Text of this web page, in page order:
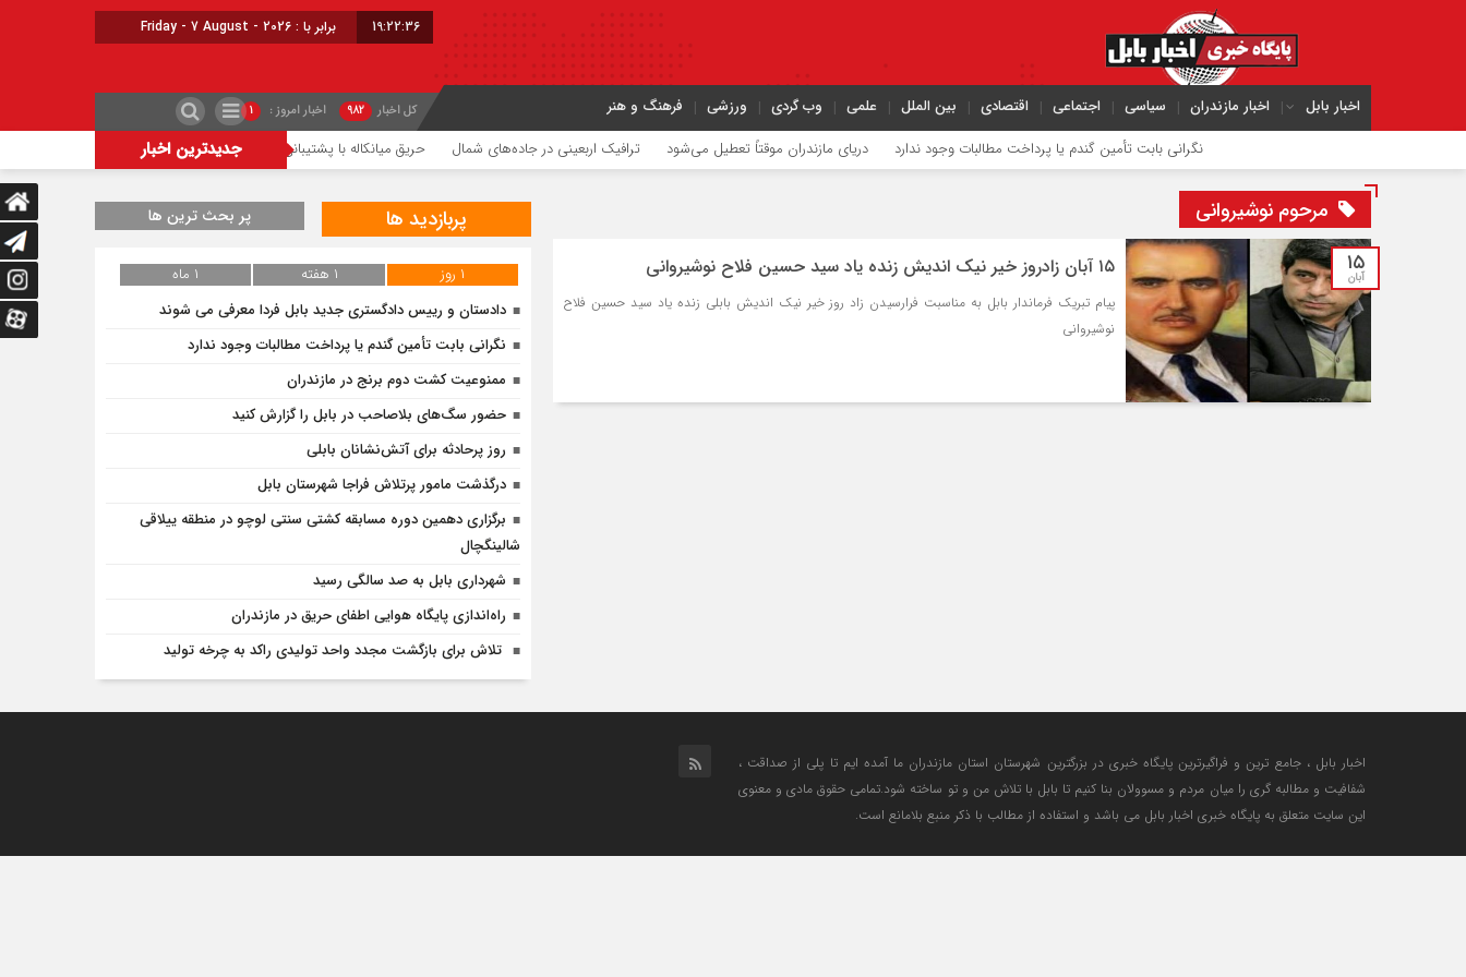
19:22:37 برابر با : Friday - 7 August - 2026
اخبار بابل اخبار مازندران سیاسی اجتماعی اقتصادی بین الملل علمی وب گردی ورزشی فرهنگ و هنر کل اخبار ۹۸۲ اخبار امروز : ۱
جدیدترین اخبار نگرانی بابت تأمین گندم یا پرداخت مطالبات وجود ندارد دریای مازندران موقتاً تعطیل می‌شود ترافیک اربعینی در جاده‌های شمال حریق میانکاله با پشتیبانی هوایی مهار شد شعله‌ور شدن مجدد حریق در
مرحوم نوشیروانی
۱۵
آبان ۱۵ آبان زادروز خیر نیک اندیش زنده یاد سید حسین فلاح نوشیروانی
پیام تبریک فرماندار بابل به مناسبت فرارسیدن زاد روز خیر نیک اندیش بابلی زنده یاد سید حسین فلاح
نوشیروانی
پربازدید ها پر بحث ترین ها
۱ روز ۱ هفته
۱ ماه
دادستان و رییس دادگستری جدید بابل فردا معرفی می شوند
نگرانی بابت تأمین گندم یا پرداخت مطالبات وجود ندارد
ممنوعیت کشت دوم برنج در مازندران
حضور سگ‌های بلاصاحب در بابل را ‌گزارش کنید
روز پرحادثه برای آتش‌نشانان بابلی
درگذشت مامور پرتلاش فراجا شهرستان بابل
برگزاری دهمین دوره مسابقه کشتی سنتی لوچو در منطقه ییلاقی
شالینگچال
شهرداری بابل به صد سالگی رسید
راه‌اندازی پایگاه هوایی اطفای حریق در مازندران
‍ تلاش برای بازگشت مجدد واحد تولیدی راکد به چرخه تولید
اخبار بابل ، جامع ترین و فراگیرترین پایگاه خبری در بزرگترین شهرستان استان مازندران ما آمده ایم تا پلی از صداقت ،
شفافیت و مطالبه گری را میان مردم و مسوولان بنا کنیم تا بابل با تلاش من و تو ساخته شود.تمامی حقوق مادی و معنوی
این سایت متعلق به پایگاه خبری اخبار بابل می باشد و استفاده از مطالب با ذکر منبع بلامانع است.